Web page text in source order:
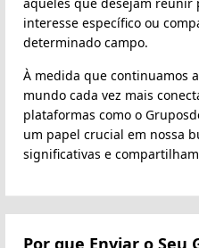
interesse específico ou
determinado campo.
À medida que continuamos
mundo cada vez mais
plataformas como o
um papel crucial em nossa
significativas e
Por que Enviar o Seu